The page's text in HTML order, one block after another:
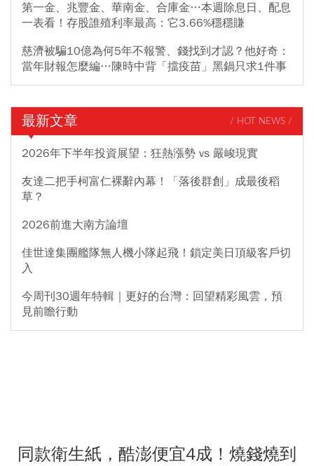
第一金、兆豐金、華南金、合庫金…本週除息日、配息
一表看！存股誰殖利率最高：它3.66%穩穩賺
慈濟被騙10億為何5年不報警、錢找到才認？他好奇：
當年財報怎麼編…陳時中背「擋疫苗」黑鍋只求1件事
最新文章 / HOT NEWS /
2026年下半年投資展望：狂熱漲勢 vs 嚴峻現實
友達二把手柯富仁裸辭內幕！「落後群創」成最後稻
草？
2026前進大南方論壇
佳世達集團艦隊無人機小隊起飛！鎖定美日頂級客戶切
入
今周刊30週年特輯｜更好的台灣：回望精彩風雲，預
見前瞻行動
同款衛生紙，酷澎便宜4成！燒錢燒到